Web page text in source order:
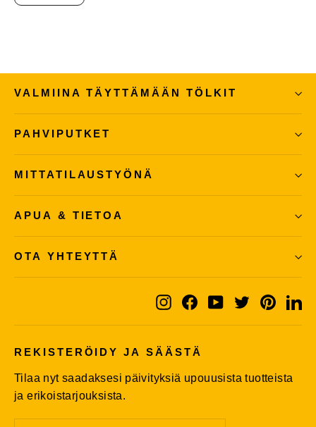
VALMIINA TÄYTTÄMÄÄN TÖLKIT
PAHVIPUTKET
MITTATILAUSTYÖNÄ
APUA & TIETOA
OTA YHTEYTTÄ
InstagramFacebook
YouTube
Twitter
REKISTERÖIDY JA SÄÄSTÄ
Tilaa nyt saadaksesi päivityksiä upouusista tuotteista
ja erikoistarjouksista.